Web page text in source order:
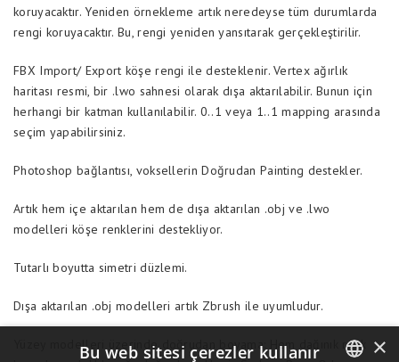
koruyacaktır. Yeniden örnekleme artık neredeyse tüm durumlarda
rengi koruyacaktır. Bu, rengi yeniden yansıtarak gerçekleştirilir.
FBX Import/ Export köşe rengi ile desteklenir. Vertex ağırlık
haritası resmi, bir .lwo sahnesi olarak dışa aktarılabilir. Bunun için
herhangi bir katman kullanılabilir. 0..1 veya 1..1 mapping arasında
seçim yapabilirsiniz.
Photoshop bağlantısı, voksellerin Doğrudan Painting destekler.
Artık hem içe aktarılan hem de dışa aktarılan .obj ve .lwo
modelleri köşe renklerini destekliyor.
Tutarlı boyutta simetri düzlemi.
Dışa aktarılan .obj modelleri artık Zbrush ile uyumludur.
Yüzey modelleri üzerinde doğrudan boyama: Hem dağınık renk
×
Bu web sitesi çerezler kullanır